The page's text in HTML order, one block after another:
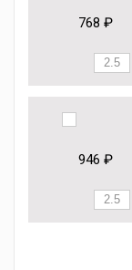
768 ₽
946 ₽